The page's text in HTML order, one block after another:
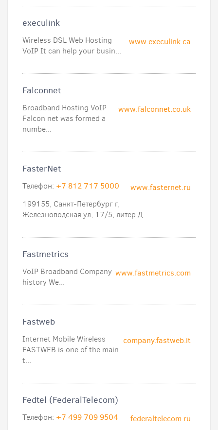
execulink
www.execulink.ca
Wireless DSL Web Hosting
VoIP It can help your busin...
Falconnet
www.falconnet.co.uk
Broadband Hosting VoIP
Falcon net was formed a
numbe...
FasterNet
www.fasternet.ru
Телефон: +7 812 717 5000
199155, Санкт-Петербург г,
Железноводская ул, 17/5, литер Д
Fastmetrics
www.fastmetrics.com
VoIP Broadband Company
history We...
Fastweb
company.fastweb.it
Internet Mobile Wireless
FASTWEB is one of the main
t...
Fedtel (FederalTelecom)
federaltelecom.ru
Телефон: +7 499 709 9504